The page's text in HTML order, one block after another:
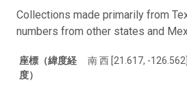
Collections made primarily from
numbers from other states and
座標（緯度経
度）
南 西 [21.617, -